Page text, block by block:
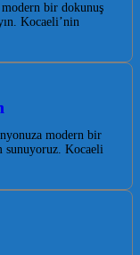
bir dokunuş
Kocaeli’nin
modern bir
sunuyoruz. Kocaeli